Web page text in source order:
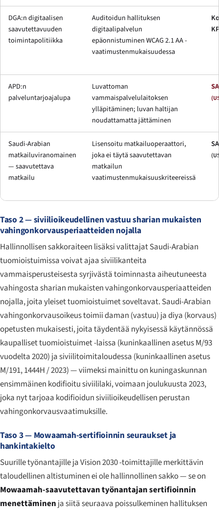
DGA:n digitaalisen
saavutettavuuden
toimintapolitiikka
Auditoidun hallituksen
digitaalipalvelun
epäonnistuminen WCAG 2.1 AA -
vaatimustenmukaisuudessa
APD:n
palveluntarjoajalupa
Luvattoman
vammaispalvelulaitoksen
ylläpitäminen; luvan haltijan
noudattamatta jättäminen
Saudi-Arabian
matkailuviranomainen
— saavutettava
matkailu
Lisensoitu matkailuoperaattori,
joka ei täytä saavutettavan
matkailun
vaatimustenmukaisuuskriteereissä
Taso 2 — siviilioikeudellinen vastuu sharian mukaisten
vahingonkorvausperiaatteiden nojalla
Hallinnollisen sakkoraiteen lisäksi valittajat Saudi-Arabian
tuomioistuimissa voivat ajaa siviilikanteita
vammaisperusteisesta syrjivästä toiminnasta aiheutuneesta
vahingosta sharian mukaisten vahingonkorvausperiaatteiden
nojalla, joita yleiset tuomioistuimet soveltavat. Saudi-Arabian
vahingonkorvausoikeus toimiidaman (vastuu) jadiya (korvaus)
opetusten mukaisesti, joita täydentää nykyisessä käytännössä
kaupalliset tuomioistuimet -laissa (kuninkaallinen asetus M/93
vuodelta 2020) ja siviilitoimitaloudessa (kuninkaallinen asetus
M/191, 1444H / 2023) — viimeksi mainittu on kuningaskunnan
ensimmäinen kodifioitu siviililaki, voimaan joulukuusta 2023,
joka nyt tarjoaa kodifioidun siviilioikeudellisen perustan
vahingonkorvausvaatimuksille.
Taso 3 — Mowaamah-sertifioinnin seuraukset ja
hankintakielto
Suurille työnantajille ja Vision 2030 -toimittajille merkittävin
taloudellinen altistuminen ei ole hallinnollinen sakko — se on
Mowaamah-saavutettavan työnantajan sertifioinnin
menettäminen ja siitä seuraava poissulkeminen hallituksen